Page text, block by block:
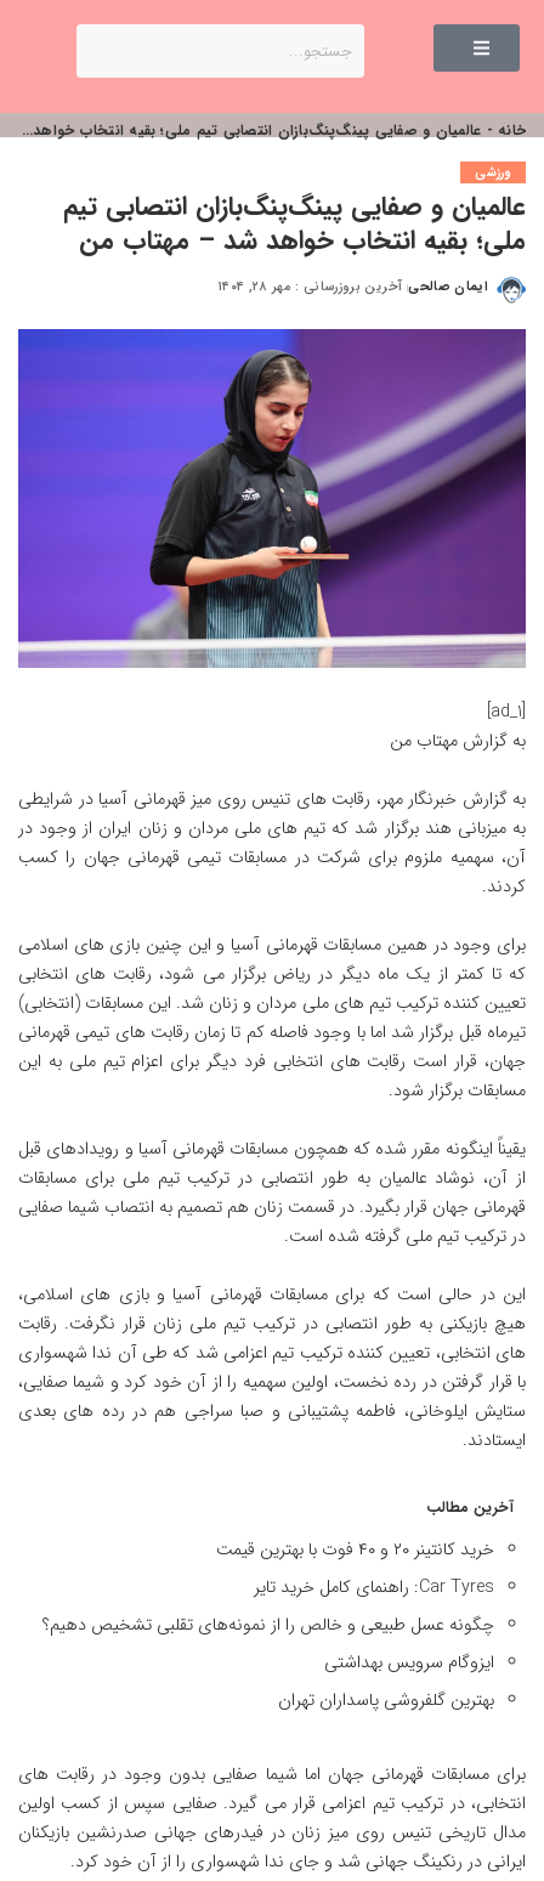
خانه - عالمیان و صفایی پینگ‌پنگ‌بازان انتصابی تیم ملی؛ بقیه انتخاب خواهد شد – مهتاب من
ورزشی
عالمیان و صفایی پینگ‌پنگ‌بازان انتصابی تیم
ملی؛ بقیه انتخاب خواهد شد – مهتاب من
ایمان صالحی آخرین بروزرسانی : مهر ۲۸, ۱۴۰۴
[ad_1]
به گزارش مهتاب من
به گزارش خبرنگار مهر، رقابت های تنیس روی میز قهرمانی آسیا در شرایطی
به میزبانی هند برگزار شد که تیم های ملی مردان و زنان ایران از وجود در
آن، سهمیه ملزوم برای شرکت در مسابقات تیمی قهرمانی جهان را کسب
کردند.
برای وجود در همین مسابقات قهرمانی آسیا و این چنین بازی های اسلامی
که تا کمتر از یک ماه دیگر در ریاض برگزار می شود، رقابت های انتخابی
تعیین کننده ترکیب تیم های ملی مردان و زنان شد. این مسابقات (انتخابی)
تیرماه قبل برگزار شد اما با وجود فاصله کم تا زمان رقابت های تیمی قهرمانی
جهان، قرار است رقابت های انتخابی فرد دیگر برای اعزام تیم ملی به این
مسابقات برگزار شود.
یقیناً اینگونه مقرر شده که همچون مسابقات قهرمانی آسیا و رویدادهای قبل
از آن، نوشاد عالمیان به طور انتصابی در ترکیب تیم ملی برای مسابقات
قهرمانی جهان قرار بگیرد. در قسمت زنان هم تصمیم به انتصاب شیما صفایی
در ترکیب تیم ملی گرفته شده است.
این در حالی است که برای مسابقات قهرمانی آسیا و بازی های اسلامی،
هیچ بازیکنی به طور انتصابی در ترکیب تیم ملی زنان قرار نگرفت. رقابت
های انتخابی، تعیین کننده ترکیب تیم اعزامی شد که طی آن ندا شهسواری
با قرار گرفتن در رده نخست، اولین سهمیه را از آن خود کرد و شیما صفایی،
ستایش ایلوخانی، فاطمه پشتیبانی و صبا سراجی هم در رده های بعدی
ایستادند.
آخرین مطالب
خرید کانتینر ۲۰ و ۴۰ فوت با بهترین قیمت
Car Tyres: راهنمای کامل خرید تایر
چگونه عسل طبیعی و خالص را از نمونه‌های تقلبی تشخیص دهیم؟
ایزوگام سرویس بهداشتی
بهترین گلفروشی پاسداران تهران
برای مسابقات قهرمانی جهان اما شیما صفایی بدون وجود در رقابت های
انتخابی، در ترکیب تیم اعزامی قرار می گیرد. صفایی سپس از کسب اولین
مدال تاریخی تنیس روی میز زنان در فیدرهای جهانی صدرنشین بازیکنان
ایرانی در رنکینگ جهانی شد و جای ندا شهسواری را از آن خود کرد.